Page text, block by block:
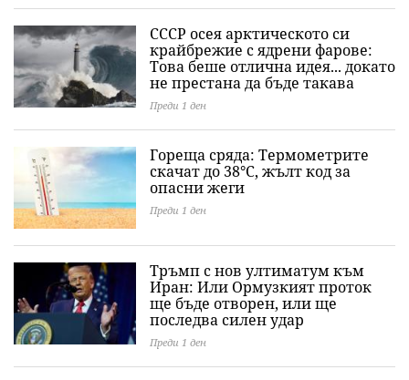
СССР осея арктическото си
крайбрежие с ядрени фарове:
Това беше отлична идея... докато
не престана да бъде такава
Преди 1 ден
Гореща сряда: Термометрите
скачат до 38°C, жълт код за
опасни жеги
Преди 1 ден
Тръмп с нов ултиматум към
Иран: Или Ормузкият проток
ще бъде отворен, или ще
последва силен удар
Преди 1 ден